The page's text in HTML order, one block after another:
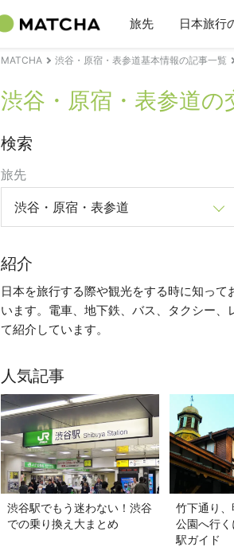
旅先 日本旅行
MATCHA 渋谷・原宿・表参道基本情報の記事一覧
渋谷・原宿・表参道の
検索
旅先
渋谷・原宿・表参道
紹介
日本を旅行する際や観光をする時に知っ
います。電車、地下鉄、バス、タクシー
て紹介しています。
人気記事
渋谷駅でもう迷わない！渋谷
での乗り換え大まとめ
竹下通り
公園へ行
駅ガイド